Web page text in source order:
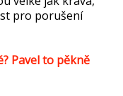
pro porušení
Pavel to pěkně